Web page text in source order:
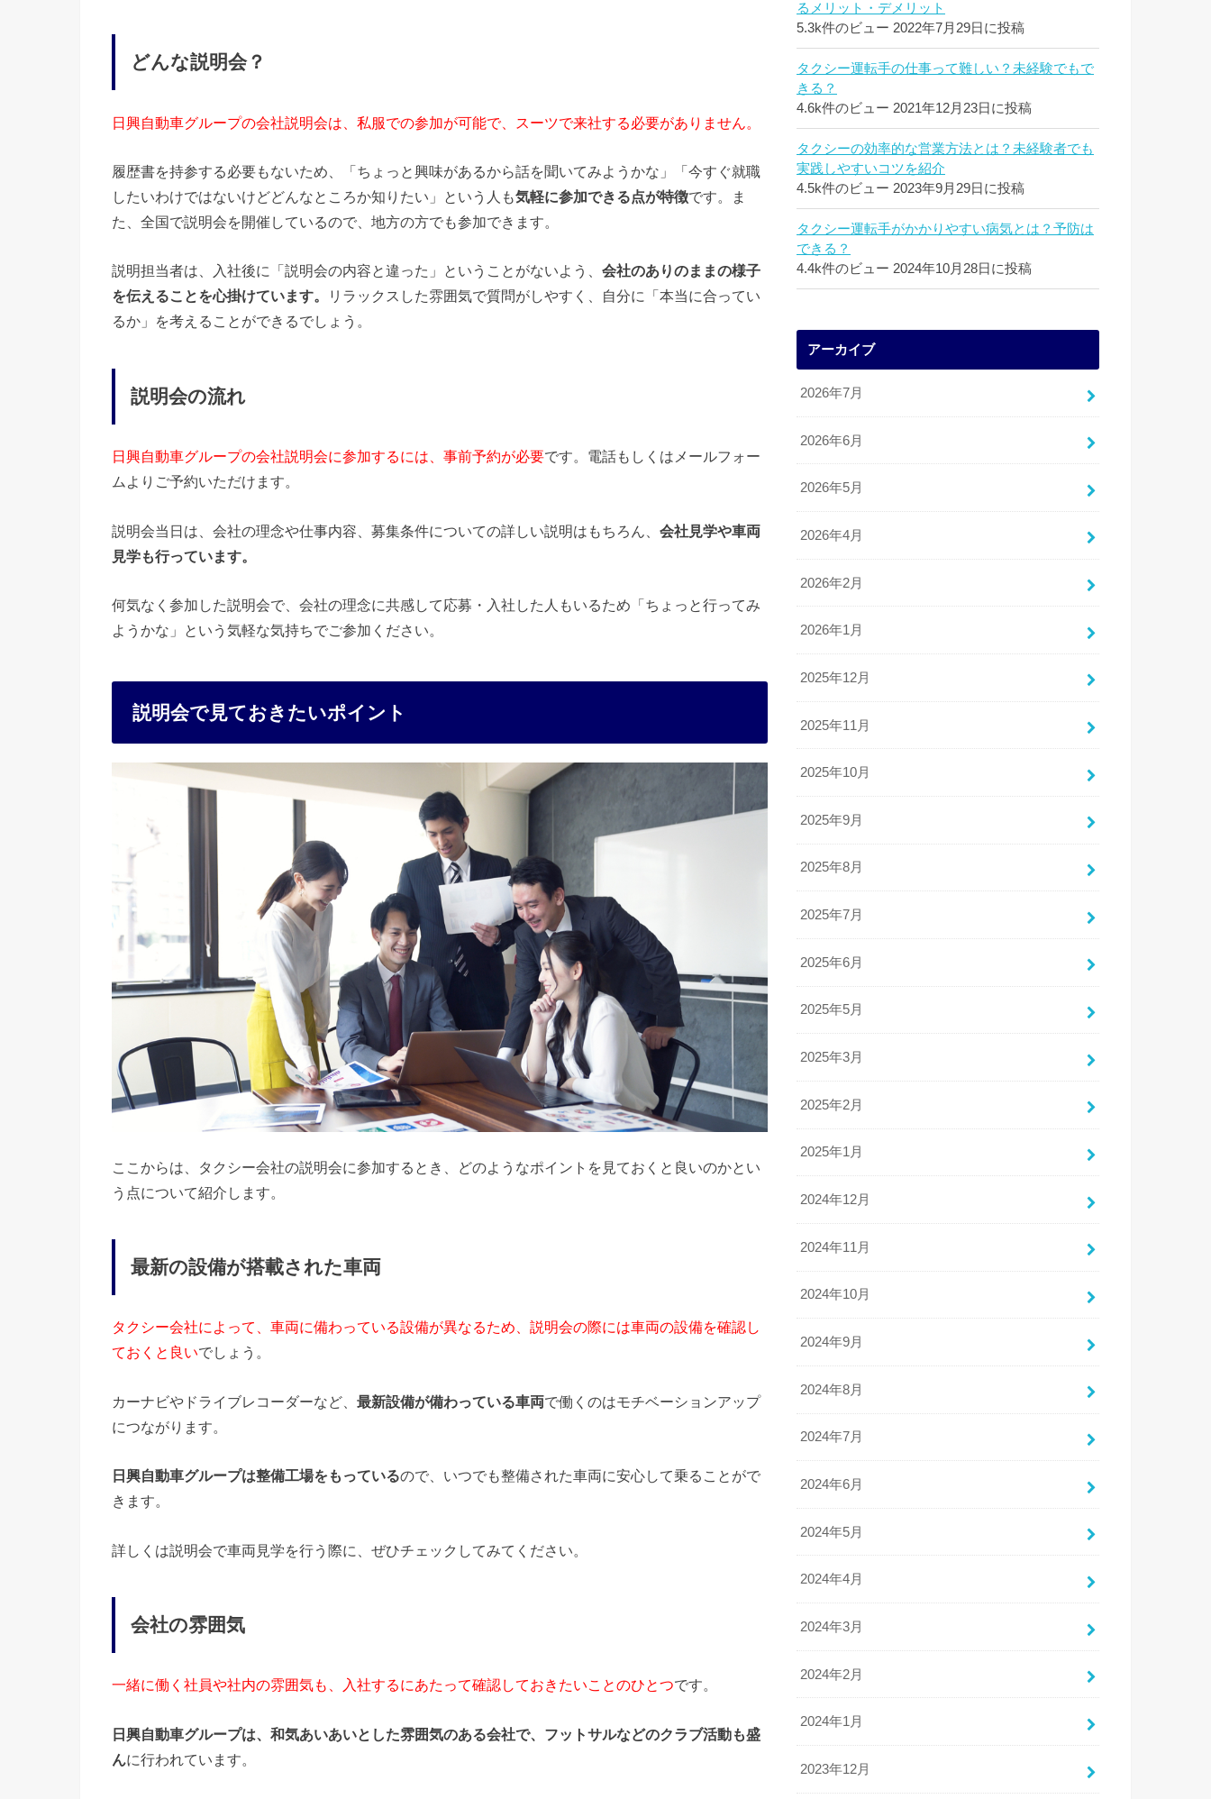
どんな説明会？
日興自動車グループの会社説明会は、私服での参加が可能で、スーツで来社する必要がありません。
履歴書を持参する必要もないため、「ちょっと興味があるから話を聞いてみようかな」「今すぐ就職
したいわけではないけどどんなところか知りたい」という人も気軽に参加できる点が特徴です。ま
た、全国で説明会を開催しているので、地方の方でも参加できます。
説明担当者は、入社後に「説明会の内容と違った」ということがないよう、 会社のありのままの様子
を伝えることを心掛けています。
リラックスした雰囲気で質問がしやすく、自分に「本当に合ってい
るか」を考えることができるでしょう。
説明会の流れ
日興自動車グループの会社説明会に参加するには、事前予約が必要です。電話もしくはメールフォー
ムよりご予約いただけます。
説明会当日は、会社の理念や仕事内容、募集条件についての詳しい説明はもちろん、 会社見学や車両
見学も行っています。
何気なく参加した説明会で、会社の理念に共感して応募・入社した人もいるため「ちょっと行ってみ
ようかな」という気軽な気持ちでご参加ください。
説明会で見ておきたいポイント
ここからは、タクシー会社の説明会に参加するとき、どのようなポイントを見ておくと良いのかとい
う点について紹介します。
最新の設備が搭載された車両
タクシー会社によって、車両に備わっている設備が異なるため、説明会の際には車両の設備を確認し
ておくと良いでしょう。
カーナビやドライブレコーダーなど、 最新設備が備わっている車両で働くのはモチベーションアップ
につながります。
日興自動車グループは整備工場をもっているので、いつでも整備された車両に安心して乗ることがで
きます。
詳しくは説明会で車両見学を行う際に、ぜひチェックしてみてください。
会社の雰囲気
一緒に働く社員や社内の雰囲気も、入社するにあたって確認しておきたいことのひとつです。
日興自動車グループは、和気あいあいとした雰囲気のある会社で、フットサルなどのクラブ活動も盛
んに行われています。
るメリット・デメリット
5.3k件のビュー 2022年7月29日に投稿
タクシー運転手の仕事って難しい？未経験でもで
きる？
4.6k件のビュー 2021年12月23日に投稿
タクシーの効率的な営業方法とは？未経験者でも
実践しやすいコツを紹介
4.5k件のビュー 2023年9月29日に投稿
タクシー運転手がかかりやすい病気とは？予防は
できる？
4.4k件のビュー 2024年10月28日に投稿
アーカイブ
2026年7月
2026年6月
2026年5月
2026年4月
2026年2月
2026年1月
2025年12月
2025年11月
2025年10月
2025年9月
2025年8月
2025年7月
2025年6月
2025年5月
2025年3月
2025年2月
2025年1月
2024年12月
2024年11月
2024年10月
2024年9月
2024年8月
2024年7月
2024年6月
2024年5月
2024年4月
2024年3月
2024年2月
2024年1月
2023年12月